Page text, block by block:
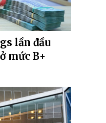
lần đầu
mức B+